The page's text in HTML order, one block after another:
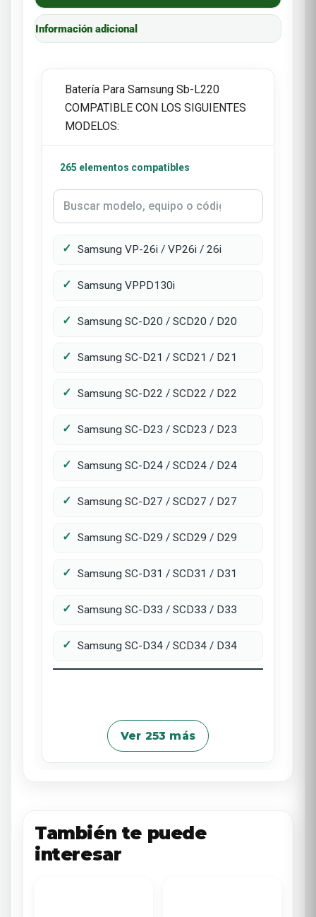
Información adicional
Batería Para Samsung Sb-L220
COMPATIBLE CON LOS SIGUIENTES
MODELOS:
265 elementos compatibles
Samsung VP-26i / VP26i / 26i
Samsung VPPD130i
Samsung SC-D20 / SCD20 / D20
Samsung SC-D21 / SCD21 / D21
Samsung SC-D22 / SCD22 / D22
Samsung SC-D23 / SCD23 / D23
Samsung SC-D24 / SCD24 / D24
Samsung SC-D27 / SCD27 / D27
Samsung SC-D29 / SCD29 / D29
Samsung SC-D31 / SCD31 / D31
Samsung SC-D33 / SCD33 / D33
Samsung SC-D34 / SCD34 / D34
Ver 253 más
También te puede
interesar